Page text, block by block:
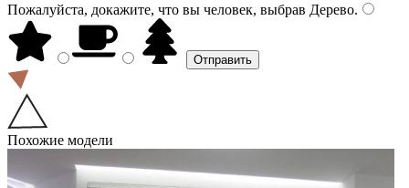
Пожалуйста, докажите, что вы человек, выбрав Дерево.
Похожие модели